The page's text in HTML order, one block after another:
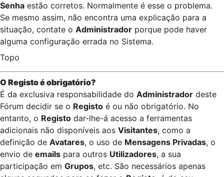
Senha estão corretos. Normalmente é esse o problema.
Se mesmo assim, não encontra uma explicação para a
situação, contate o Administrador porque pode haver
alguma configuração errada no Sistema.
Topo
O Registo é obrigatório?
É da exclusiva responsabilidade do Administrador deste
Fórum decidir se o Registo é ou não obrigatório. No
entanto, o Registo dar-lhe-á acesso a ferramentas
adicionais não disponíveis aos Visitantes, como a
definição de Avatares, o uso de Mensagens Privadas, o
envio de emails para outros Utilizadores, a sua
participação em Grupos, etc. São necessários apenas